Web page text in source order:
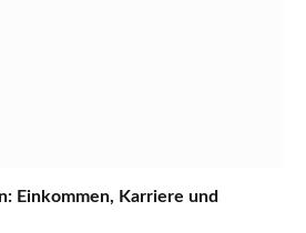
Einkommen, Karriere und